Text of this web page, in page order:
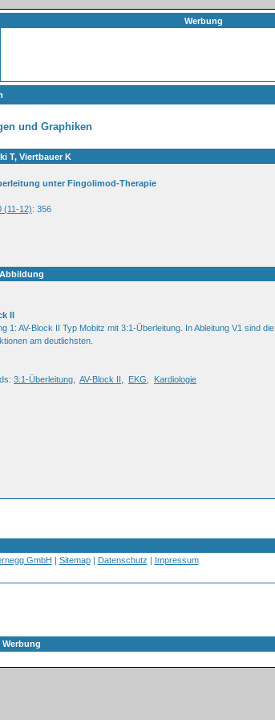
Werbung
und Graphiken
T, Viertbauer K
unter Fingolimod-Therapie
(11-12): 356
Abbildung
II
1: AV-Block II Typ Mobitz mit 3:1-Überleitung. In Ableitung V1 sind die
am deutlichsten.
3:1-Überleitung AV-Block II EKG Kardiologie
GmbH | Sitemap| Datenschutz | Impressum
Werbung